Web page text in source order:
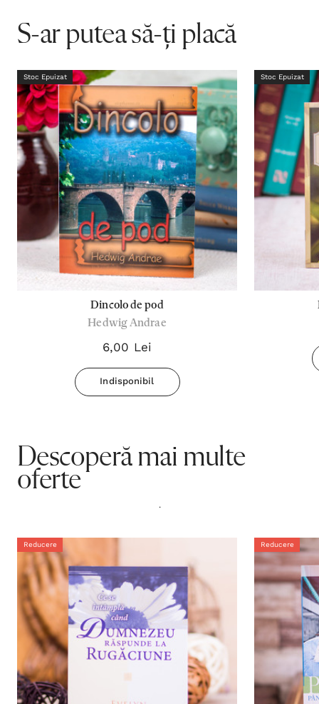
S-ar putea să-ți placă
Stoc Epuizat
Dincolo de pod
Hedwig Andrae
6,00 Lei
Indisponibil
Stoc Epuizat
Descoperă mai multe
oferte
.
Reducere Reducere